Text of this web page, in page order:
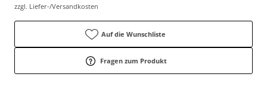
zzgl. Liefer-/Versandkosten
Auf die Wunschliste
Fragen zum Produkt